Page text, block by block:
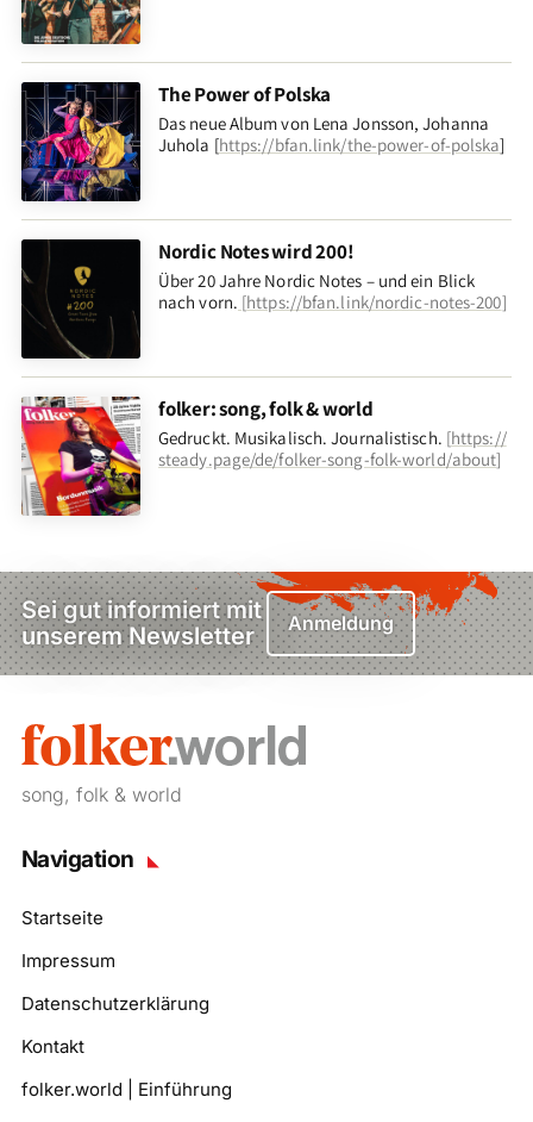
The Power of Polska
Das neue Album von Lena Jonsson, Johanna
Juhola [https://bfan.link/the-power-of-polska]
Nordic Notes wird 200!
Über 20 Jahre Nordic Notes – und ein Blick
nach vorn. [https://bfan.link/nordic-notes-200]
folker: song, folk & world
Gedruckt. Musikalisch. Journalistisch. [https://
steady.page/de/folker-song-folk-world/about]
Sei gut informiert mit
unserem Newsletter
Anmeldung
song, folk & world
Navigation
Startseite
Impressum
Datenschutzerklärung
Kontakt
folker.world | Einführung